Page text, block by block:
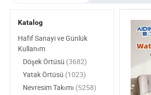
Katalog
Hafif Sanayi ve Günlük
Kullanım
Döşek Örtüsü (3682)
Yatak Örtüsü (1023)
Nevresim Takımı (5258)